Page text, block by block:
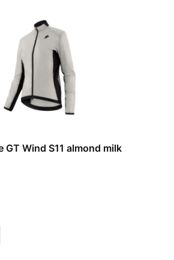
GT Wind S11 almond milk